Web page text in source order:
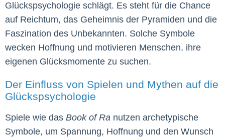
Glückspsychologie schlägt. Es steht für die Chance
auf Reichtum, das Geheimnis der Pyramiden und die
Faszination des Unbekannten. Solche Symbole
wecken Hoffnung und motivieren Menschen, ihre
eigenen Glücksmomente zu suchen.
Der Einfluss von Spielen und Mythen auf die
Glückspsychologie
Spiele wie das Book of Ra nutzen archetypische
Symbole, um Spannung, Hoffnung und den Wunsch